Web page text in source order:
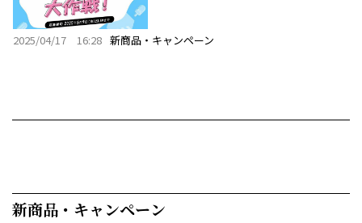
2025/04/17 16:28 新商品・キャンペーン
新商品・キャンペーン​